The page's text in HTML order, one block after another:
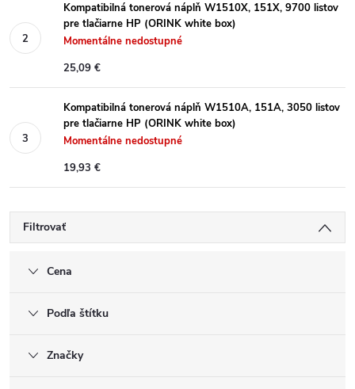
Kompatibilná tonerová náplň W1510X, 151X, 9700 listov
pre tlačiarne HP (ORINK white box)
Momentálne nedostupné
25,09 €
Kompatibilná tonerová náplň W1510A, 151A, 3050 listov
pre tlačiarne HP (ORINK white box)
Momentálne nedostupné
19,93 €
Filtrovať
Cena
Podľa štítku
Značky